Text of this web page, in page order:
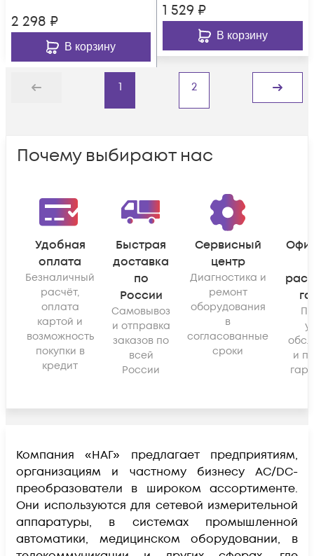
2 298 ₽
В корзину
1 529 ₽
В корзину
Назад
1 2
Дальше
Почему выбирают нас
Удобная
оплата
Безналичный
расчёт,
оплата
картой и
возможность
покупки в
кредит
Быстрая
доставка
по
России
Самовывоз
и отправка
заказов по
всей
России
Сервисный
центр
Диагностика и
ремонт
оборудования
в
согласованные
сроки
и
Компания «НАГ» предлагает предприятиям,
организациям и частному бизнесу AC/DC-
преобразователи в широком ассортименте.
Они используются для сетевой измерительной
аппаратуры, в системах промышленной
автоматики, медицинском оборудовании, в